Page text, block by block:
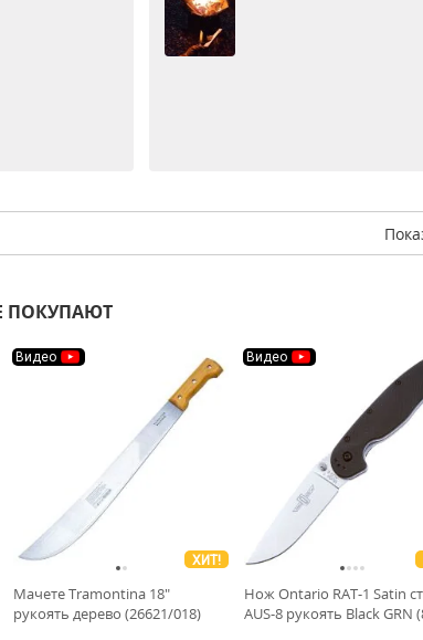
ПОКУПАЮТ
Видео
ХИТ!
Мачете Tramontina 18"
рукоять дерево (26621/018)
Видео
Нож Ontario RAT-1 Satin
AUS-8 рукоять Black GRN